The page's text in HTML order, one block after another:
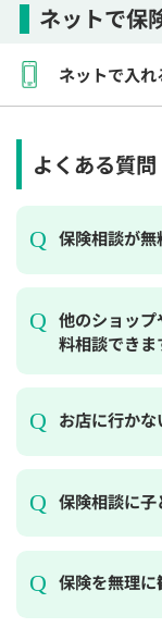
ネットで保
ネットで入
よくある質問
保険相談が無
他のショッ
料相談できま
お店に行か
保険相談に子
保険を無理に